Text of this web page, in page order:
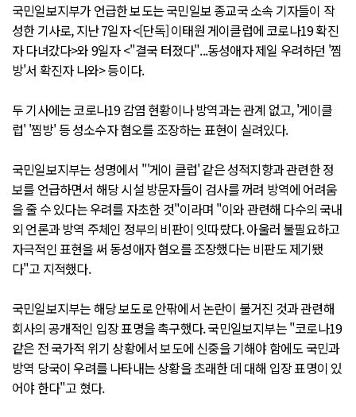
국민일보지부가 언급한 보도는 국민일보 종교국 소속 기자들이 작
성한 기사로, 지난 7일자 <[단독] 이태원 게이클럽에 코로나19 확진
자 다녀갔다>와 9일자 <"결국 터졌다"...동성애자 제일 우려하던 '찜
방'서 확진자 나와> 등이다.
두 기사에는 코로나19 감염 현황이나 방역과는 관계 없고, '게이클
럽' '찜방' 등 성소수자 혐오를 조장하는 표현이 실려있다.
국민일보지부는 성명에서 "'게이 클럽' 같은 성적지향과 관련한 정
보를 언급하면서 해당 시설 방문자들이 검사를 꺼려 방역에 어려움
을 줄 수 있다는 우려를 자초한 것"이라며 "이와 관련해 다수의 국내
외 언론과 방역 주체인 정부의 비판이 잇따랐다. 아울러 불필요하고
자극적인 표현을 써 동성애자 혐오를 조장했다는 비판도 제기됐
다"고 지적했다.
국민일보지부는 해당 보도로 안팎에서 논란이 불거진 것과 관련해
회사의 공개적인 입장 표명을 촉구했다. 국민일보지부는 "코로나19
같은 전 국가적 위기 상황에서 보도에 신중을 기해야 함에도 국민과
방역 당국이 우려를 나타내는 상황을 초래한 데 대해 입장 표명이 있
어야 한다"고 혔다.